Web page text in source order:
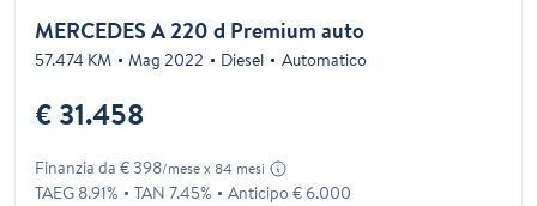
MERCEDES A 220 d Premium auto
57.474 KM Mag 2022 Diesel Automatico
€ 31.458
Finanzia da € 398/mese x 84 mesi
TAEG 8.91% TAN 7.45% Anticipo € 6.000